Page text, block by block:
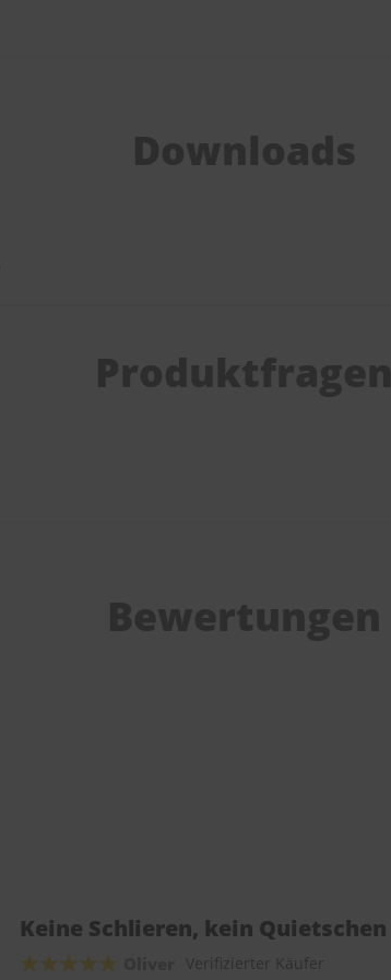
Downloads
Produktfragen
Bewertungen
Keine Schlieren, kein Quietschen
Verifizierter Käufer